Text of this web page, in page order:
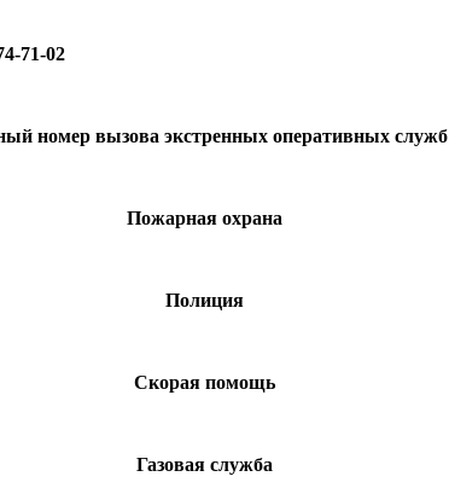
71-02
номер вызова экстренных оперативных служб
Пожарная охрана
Полиция
Скорая помощь
Газовая служба